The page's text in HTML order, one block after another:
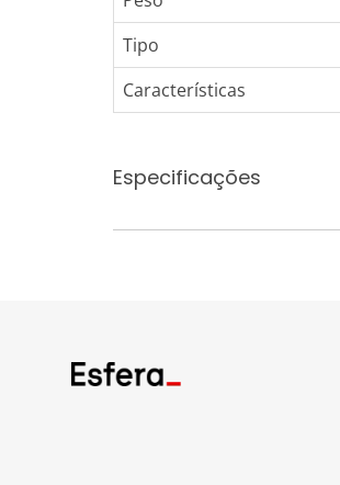
Tipo
Características
Especificações